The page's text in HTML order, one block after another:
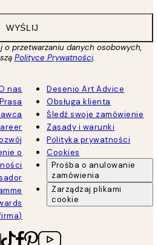
WYŚLIJ
o przetwarzaniu danych osobowych,
Polityce Prywatności.
nas
Prasa
o
Desenio Art Advice
Obsługa klienta
Śledź swoje zamówienie
Zasady i warunki
Polityka prywatności
Cookies
Prośba o anulowanie
zamówienia
Zarządzaj plikami
cookie